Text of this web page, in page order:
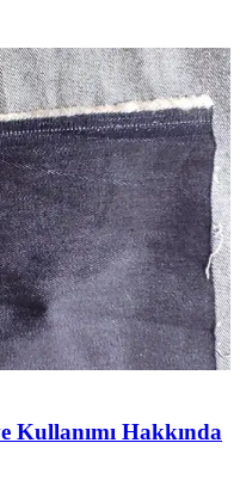
Kullanımı Hakkında